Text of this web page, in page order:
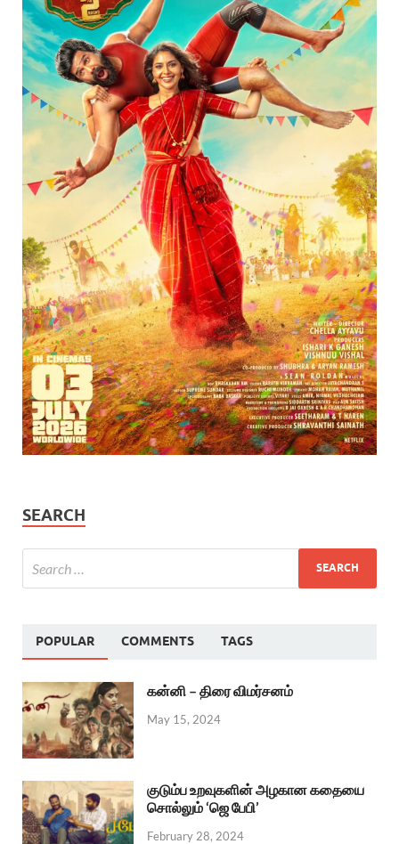
SEARCH
POPULAR COMMENTS TAGS
கன்னி – திரை விமர்சனம்
May 15, 2024
குடும்ப உறவுகளின் அழகான கதையை
சொல்லும் ‘ஜெ பேபி’
February 28, 2024